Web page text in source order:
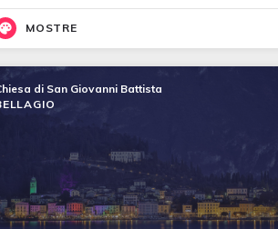
MOSTRE
di San Giovanni Battista